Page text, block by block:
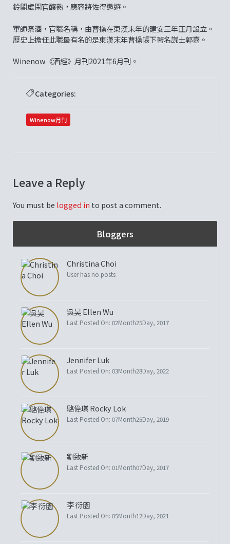
鈴閣虛閑官釀熟，應容將佐得遨遊。
軍師祭酒，官職名稱，由曹操在東漢末年的建安三年正月設立。
歷史上擔任此職最有名的是東漢末年曹操帳下著名謀士郭嘉。
Winenow《酒經》月刊2021年6月刊。
Categories:
Winenow月刊
Leave a Reply
You must be logged in to post a comment.
Bloggers
Christina Choi
User has no posts
吳昊 Ellen Wu
Last Posted On: 02Month25Day, 2017
Jennifer Luk
Last Posted On: 03Month28Day, 2022
駱偉琪 Rocky Lok
Last Posted On: 07Month25Day, 2019
劉致新
Last Posted On: 01Month07Day, 2017
李 衍園
Last Posted On: 05Month12Day, 2021